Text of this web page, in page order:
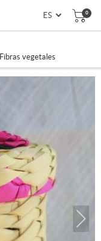
0
Fibras vegetales